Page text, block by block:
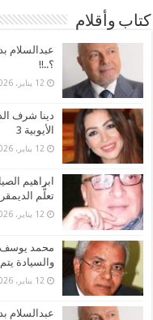
كتاب وأقلام
عبدالسلام
؟..!!
12 يناير، 2026
دينا شرف
الأيوبية 3
12 يناير، 2026
ابراهيم
تعلُّم
12 يناير، 2026
محمد يوسف
والسيادة
12 يناير، 2026
عبدالسلام